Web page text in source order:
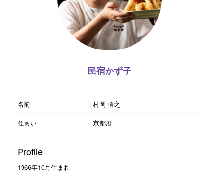
民宿かず子
名前
村岡 信之
住まい
京都府
Profile
1966年10月生まれ